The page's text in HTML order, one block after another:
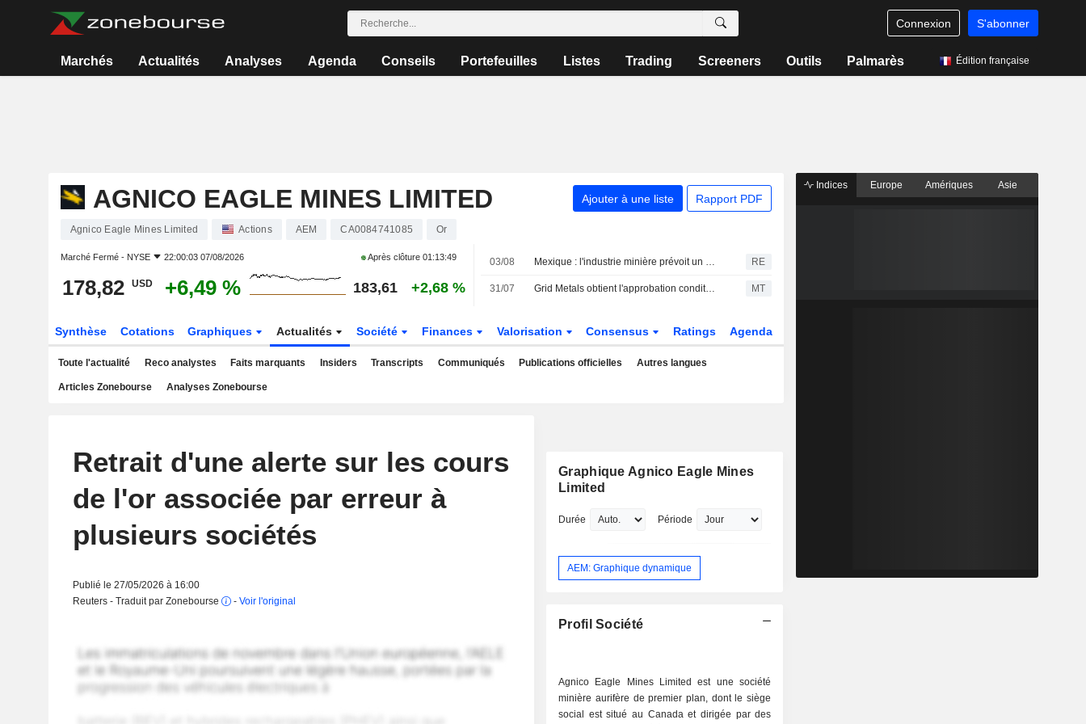
Connexion S'abonner
Marchés Actualités Analyses Agenda Conseils Portefeuilles Listes Trading Screeners Outils Palmarès Édition française
AGNICO EAGLE MINES LIMITED Ajouter à une liste Rapport PDF
Agnico Eagle Mines Limited Actions AEM CA0084741085 Or
Marché Fermé - NYSE 22:00:03 07/08/2026 Après clôture01:13:49
178,82 USD +6,49 % 183,61 +2,68 %
03/08 Mexique : l'industrie minière prévoit un bond des investissements en 2026, portée par l'extension des projets et l'achat d'équipements RE
31/07 Grid Metals obtient l'approbation conditionnelle de la TSXV pour sa coentreprise avec Avenir Minerals MT
Synthèse Cotations Graphiques Actualités Société Finances Valorisation Consensus Ratings Agenda
Toute l'actualité Reco analystes Faits marquants Insiders Transcripts Communiqués Publications officielles Autres langues
Articles Zonebourse Analyses Zonebourse
Retrait d'une alerte sur les cours
de l'or associée par erreur à
plusieurs sociétés
Publié le 27/05/2026 à 16:00
Reuters - Traduit par Zonebourse
- Voir l'original
Graphique Agnico Eagle Mines
Limited
Durée Période
AEM: Graphique dynamique
Profil Société
Agnico Eagle Mines Limited est une société
minière aurifère de premier plan, dont le siège
social est situé au Canada et dirigée par des
Indices Europe Amériques Asie